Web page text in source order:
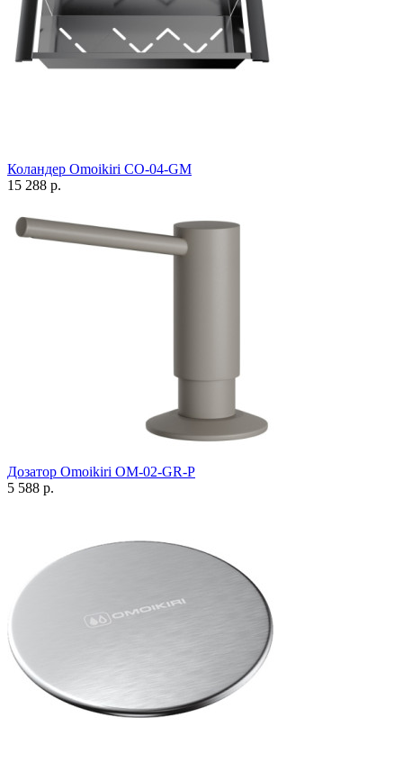
Коландер Omoikiri CO-04-GM
15 288 р.
Дозатор Omoikiri OM-02-GR-P
5 588 р.